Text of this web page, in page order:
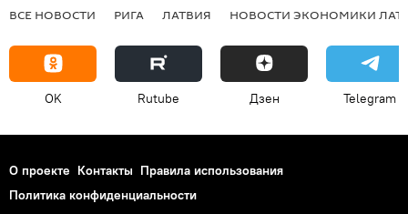
ВСЕ НОВОСТИ РИГА ЛАТВИЯ НОВОСТИ ЭКОНОМИКИ
OK Rutube Дзен Telegram
О проекте Контакты Правила использования
Политика конфиденциальности